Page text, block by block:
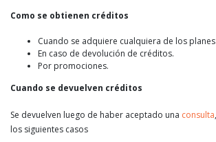
Como se obtienen créditos
Cuando se adquiere cualquiera de los
En caso de devolución de créditos.
Por promociones.
Cuando se devuelven créditos
Se devuelven luego de haber aceptado una consulta
los siguientes casos